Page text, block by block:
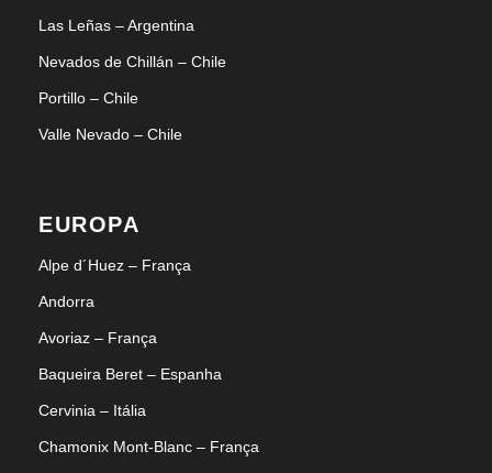
Las Leñas – Argentina
Nevados de Chillán – Chile
Portillo – Chile
Valle Nevado – Chile
EUROPA
Alpe d´Huez – França
Andorra
Avoriaz – França
Baqueira Beret – Espanha
Cervinia – Itália
Chamonix Mont-Blanc – França